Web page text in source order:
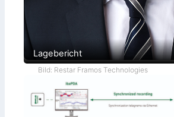
Lagebericht
Bild: Restar Framos Technologies